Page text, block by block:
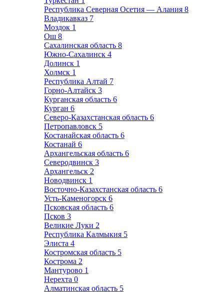
Республика Северная Осетия — Алания 8
Владикавказ 7
Моздок 1
Ош 8
Сахалинская область 8
Южно-Сахалинск 4
Долинск 1
Холмск 1
Республика Алтай 7
Горно-Алтайск 3
Курганская область 6
Курган 6
Северо-Казахстанская область 6
Петропавловск 5
Костанайская область 6
Костанай 6
Архангельская область 6
Северодвинск 3
Архангельск 2
Новодвинск 1
Восточно-Казахстанская область 6
Усть-Каменогорск 6
Псковская область 6
Псков 3
Великие Луки 2
Республика Калмыкия 5
Элиста 4
Костромская область 5
Кострома 2
Мантурово 1
Нерехта 0
Алматинская область 5